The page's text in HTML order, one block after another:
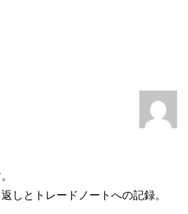
しとトレードノートへの記録。